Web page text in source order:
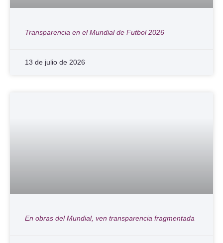
Transparencia en el Mundial de Futbol 2026
13 de julio de 2026
En obras del Mundial, ven transparencia fragmentada